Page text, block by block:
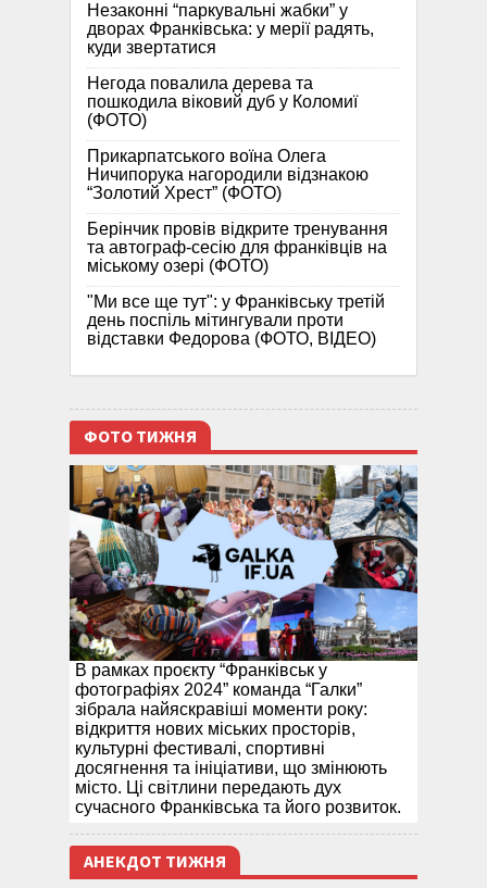
Незаконні “паркувальні жабки” у
дворах Франківська: у мерії радять,
куди звертатися
Негода повалила дерева та
пошкодила віковий дуб у Коломиї
(ФОТО)
Прикарпатського воїна Олега
Ничипорука нагородили відзнакою
“Золотий Хрест” (ФОТО)
Берінчик провів відкрите тренування
та автограф-сесію для франківців на
міському озері (ФОТО)
"Ми все ще тут": у Франківську третій
день поспіль мітингували проти
відставки Федорова (ФОТО, ВІДЕО)
ФОТО ТИЖНЯ
В рамках проєкту “Франківськ у
фотографіях 2024” команда “Галки”
зібрала найяскравіші моменти року:
відкриття нових міських просторів,
культурні фестивалі, спортивні
досягнення та ініціативи, що змінюють
місто. Ці світлини передають дух
сучасного Франківська та його розвиток.
АНЕКДОТ ТИЖНЯ